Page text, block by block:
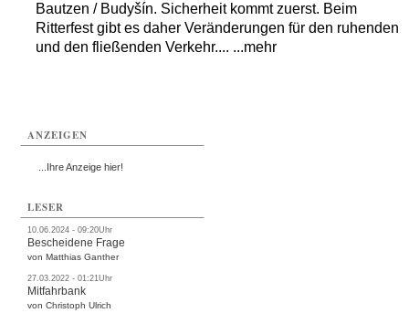
Bautzen / Budyšín. Sicherheit kommt zuerst. Beim
Ritterfest gibt es daher Veränderungen für den ruhenden
und den fließenden Verkehr.... ...mehr
ANZEIGEN
...Ihre Anzeige hier!
LESER
10.06.2024 - 09:20Uhr
Bescheidene Frage
von Matthias Ganther
27.03.2022 - 01:21Uhr
Mitfahrbank
von Christoph Ulrich